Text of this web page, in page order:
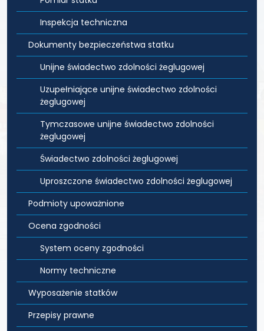
Inspekcja techniczna
Dokumenty bezpieczeństwa statku
Unijne świadectwo zdolności żeglugowej
Uzupełniające unijne świadectwo zdolności
żeglugowej
Tymczasowe unijne świadectwo zdolności
żeglugowej
Świadectwo zdolności żeglugowej
Uproszczone świadectwo zdolności żeglugowej
Podmioty upoważnione
Ocena zgodności
System oceny zgodności
Normy techniczne
Wyposażenie statków
Przepisy prawne